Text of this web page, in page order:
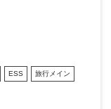
ESS 旅行メイン